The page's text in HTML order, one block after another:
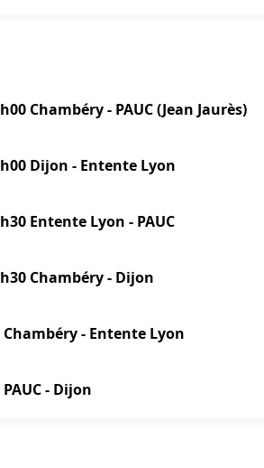
Chambéry - PAUC (Jean Jaurès)
Dijon - Entente Lyon
Entente Lyon - PAUC
Chambéry - Dijon
- Entente Lyon
- Dijon